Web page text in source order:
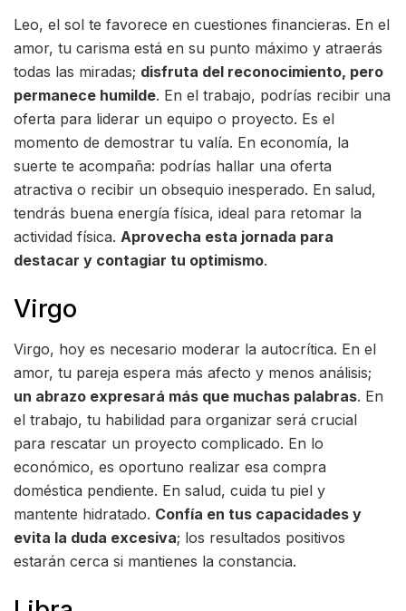
Leo, el sol te favorece en cuestiones financieras. En el
amor, tu carisma está en su punto máximo y atraerás
todas las miradas; disfruta del reconocimiento, pero
permanece humilde. En el trabajo, podrías recibir una
oferta para liderar un equipo o proyecto. Es el
momento de demostrar tu valía. En economía, la
suerte te acompaña: podrías hallar una oferta
atractiva o recibir un obsequio inesperado. En salud,
tendrás buena energía física, ideal para retomar la
actividad física. Aprovecha esta jornada para
destacar y contagiar tu optimismo.
Virgo
Virgo, hoy es necesario moderar la autocrítica. En el
amor, tu pareja espera más afecto y menos análisis;
un abrazo expresará más que muchas palabras. En
el trabajo, tu habilidad para organizar será crucial
para rescatar un proyecto complicado. En lo
económico, es oportuno realizar esa compra
doméstica pendiente. En salud, cuida tu piel y
mantente hidratado. Confía en tus capacidades y
evita la duda excesiva; los resultados positivos
estarán cerca si mantienes la constancia.